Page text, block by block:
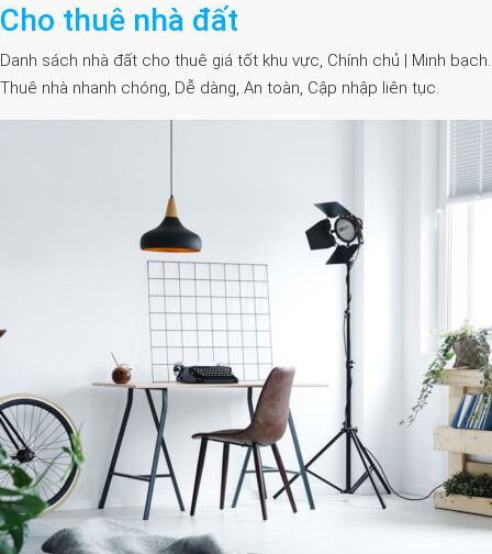
Cho thuê nhà đất
Danh sách nhà đất cho thuê giá tốt khu vực, Chính chủ | Minh bạch.
Thuê nhà nhanh chóng, Dễ dàng, An toàn, Cập nhập liên tục.